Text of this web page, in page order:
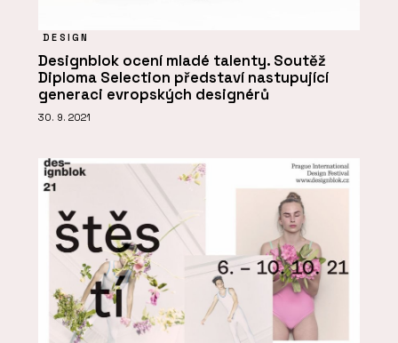
DESIGN
Designblok ocení mladé talenty. Soutěž
Diploma Selection představí nastupující
generaci evropských designérů
30. 9. 2021